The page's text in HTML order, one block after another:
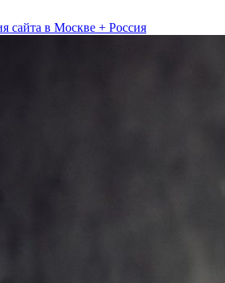
сайта в Москве + Россия